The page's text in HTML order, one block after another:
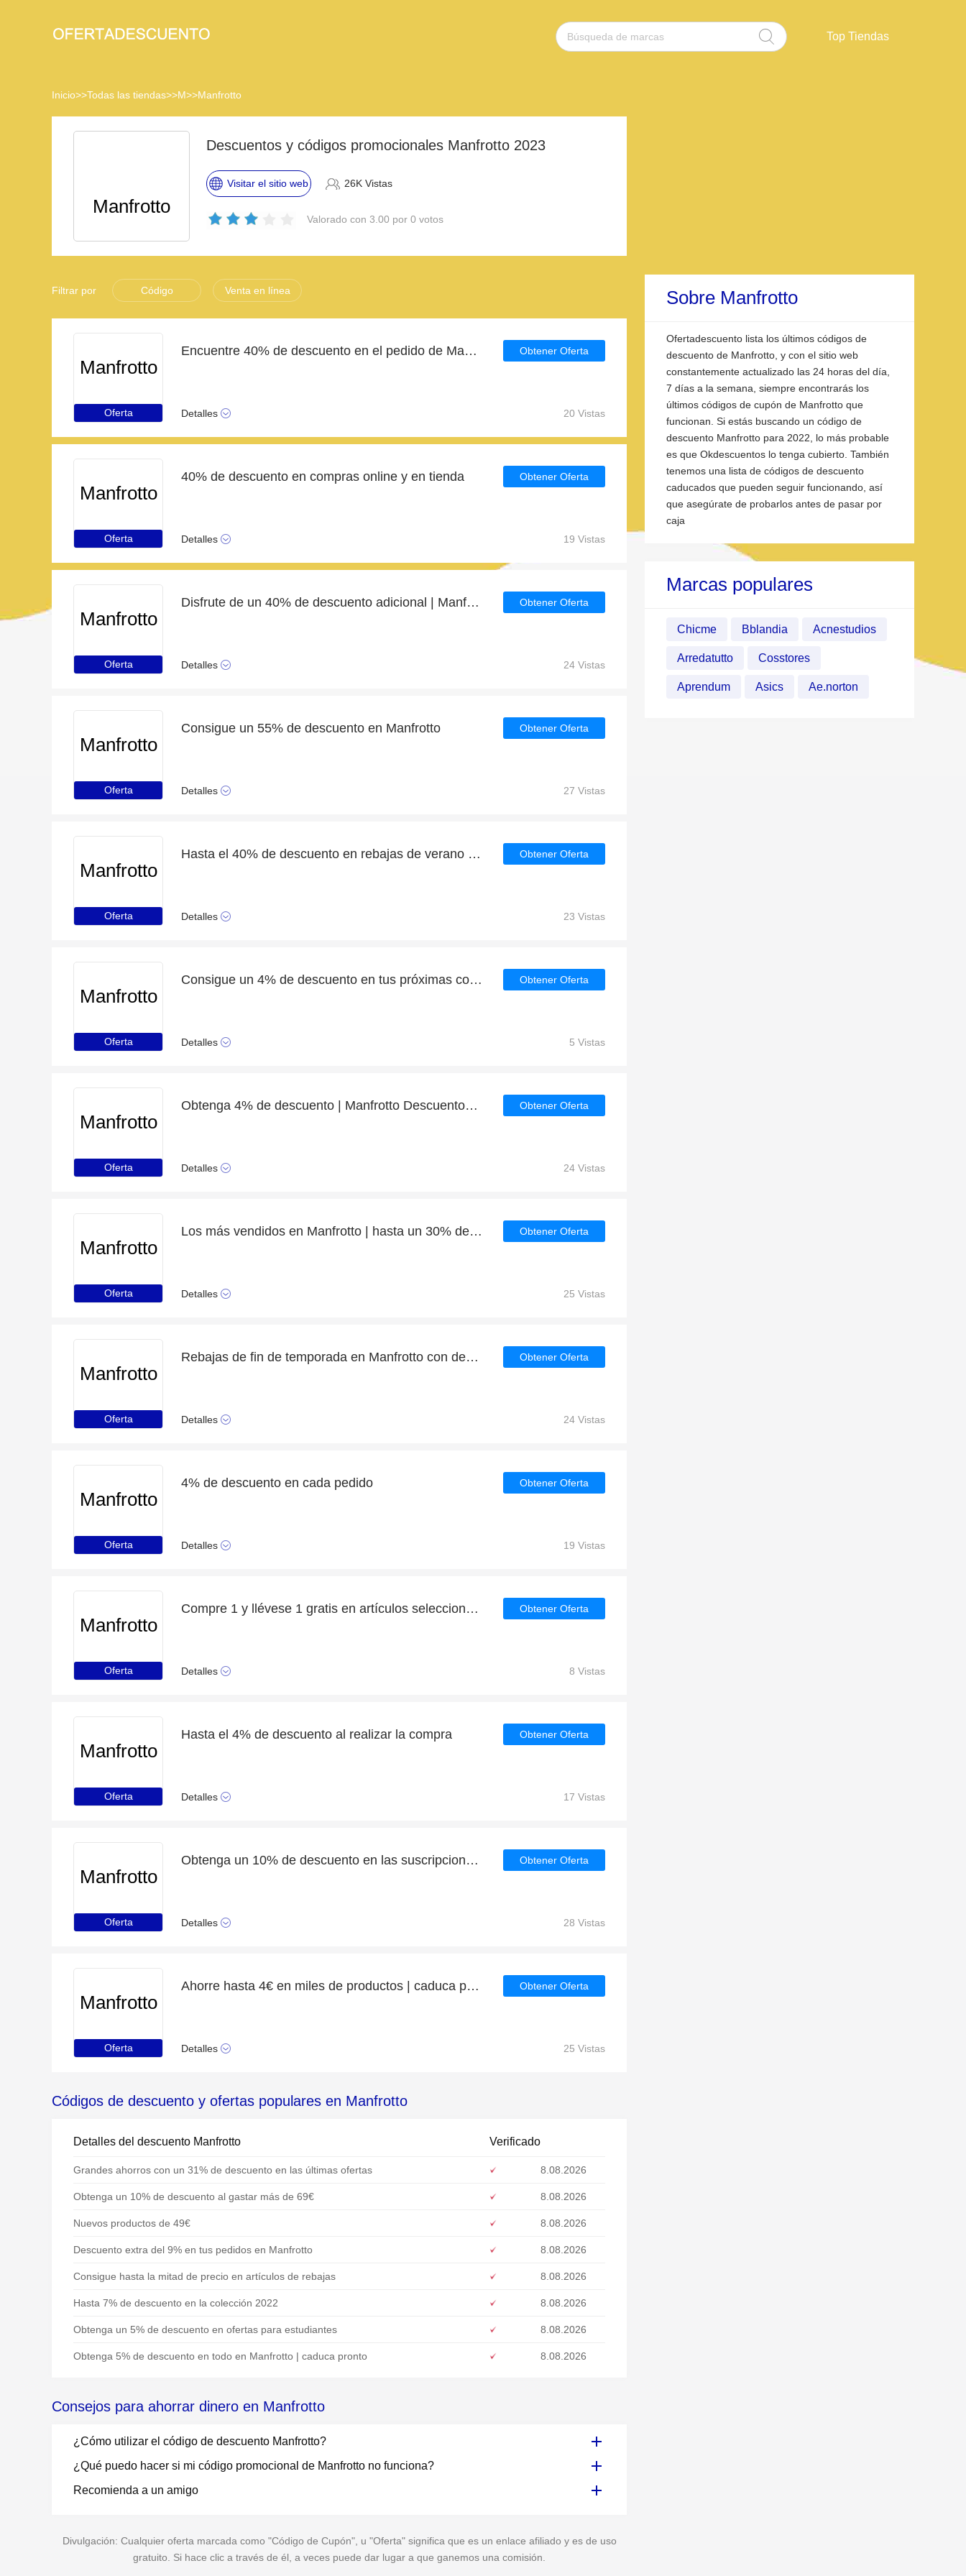
Top Tiendas
Inicio>>Todas las tiendas>>M>>Manfrotto
Manfrotto
Descuentos y códigos promocionales Manfrotto 2023
Visitar el sitio web 26K Vistas
Valorado con 3.00 por 0 votos
Filtrar por Código Venta en línea
Manfrotto
Oferta
Encuentre 40% de descuento en el pedido de Manfrotto
Detalles
Obtener Oferta
20 Vistas
Manfrotto
Oferta
40% de descuento en compras online y en tienda
Detalles
Obtener Oferta
19 Vistas
Manfrotto
Oferta
Disfrute de un 40% de descuento adicional | Manfrotto descuento
Detalles
Obtener Oferta
24 Vistas
Manfrotto
Oferta
Consigue un 55% de descuento en Manfrotto
Detalles
Obtener Oferta
27 Vistas
Manfrotto
Oferta
Hasta el 40% de descuento en rebajas de verano | fin en breve
Detalles
Obtener Oferta
23 Vistas
Manfrotto
Oferta
Consigue un 4% de descuento en tus próximas compras en Manfrotto
Detalles
Obtener Oferta
5 Vistas
Manfrotto
Oferta
Obtenga 4% de descuento | Manfrotto Descuentos para estudiantes
Detalles
Obtener Oferta
24 Vistas
Manfrotto
Oferta
Los más vendidos en Manfrotto | hasta un 30% de descuento
Detalles
Obtener Oferta
25 Vistas
Manfrotto
Oferta
Rebajas de fin de temporada en Manfrotto con descuentos de hasta 40%
Detalles
Obtener Oferta
24 Vistas
Manfrotto
Oferta
4% de descuento en cada pedido
Detalles
Obtener Oferta
19 Vistas
Manfrotto
Oferta
Compre 1 y llévese 1 gratis en artículos seleccionados | caduca pronto
Detalles
Obtener Oferta
8 Vistas
Manfrotto
Oferta
Hasta el 4% de descuento al realizar la compra
Detalles
Obtener Oferta
17 Vistas
Manfrotto
Oferta
Obtenga un 10% de descuento en las suscripciones al boletín de noticias
Detalles
Obtener Oferta
28 Vistas
Manfrotto
Oferta
Ahorre hasta 4€ en miles de productos | caduca pronto
Detalles
Obtener Oferta
25 Vistas
Códigos de descuento y ofertas populares en Manfrotto
Detalles del descuento Manfrotto Verificado
Grandes ahorros con un 31% de descuento en las últimas ofertas 8.08.2026
Obtenga un 10% de descuento al gastar más de 69€ 8.08.2026
Nuevos productos de 49€ 8.08.2026
Descuento extra del 9% en tus pedidos en Manfrotto 8.08.2026
Consigue hasta la mitad de precio en artículos de rebajas 8.08.2026
Hasta 7% de descuento en la colección 2022 8.08.2026
Obtenga un 5% de descuento en ofertas para estudiantes 8.08.2026
Obtenga 5% de descuento en todo en Manfrotto | caduca pronto 8.08.2026
Consejos para ahorrar dinero en Manfrotto
¿Cómo utilizar el código de descuento Manfrotto?
¿Qué puedo hacer si mi código promocional de Manfrotto no funciona?
Recomienda a un amigo
Divulgación: Cualquier oferta marcada como "Código de Cupón", u "Oferta" significa que es un enlace afiliado y es de uso
gratuito. Si hace clic a través de él, a veces puede dar lugar a que ganemos una comisión.
Sobre Manfrotto
Ofertadescuento lista los últimos códigos de
descuento de Manfrotto, y con el sitio web
constantemente actualizado las 24 horas del día,
7 días a la semana, siempre encontrarás los
últimos códigos de cupón de Manfrotto que
funcionan. Si estás buscando un código de
descuento Manfrotto para 2022, lo más probable
es que Okdescuentos lo tenga cubierto. También
tenemos una lista de códigos de descuento
caducados que pueden seguir funcionando, así
que asegúrate de probarlos antes de pasar por
caja
Marcas populares
Chicme Bblandia Acnestudios
Arredatutto Cosstores
Aprendum Asics Ae.norton